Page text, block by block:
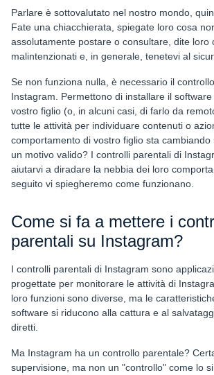
Parlare è sottovalutato nel nostro mondo,
Fate una chiacchierata, spiegate loro cosa
assolutamente postare o consultare, dite loro
malintenzionati e, in generale, tenetevi al
Se non funziona nulla, è necessario il
Instagram. Permettono di installare il
vostro figlio (o, in alcuni casi, di farlo da
tutte le attività per individuare contenuti o
comportamento di vostro figlio sta
un motivo valido? I controlli parentali di
aiutarvi a diradare la nebbia dei loro
seguito vi spiegheremo come funzionano.
Come si fa a mettere i
parentali su Instagram?
I controlli parentali di Instagram sono
progettate per monitorare le attività di
loro funzioni sono diverse, ma le
software si riducono alla cattura e al
diretti.
Ma Instagram ha un controllo parentale?
supervisione, ma non un "controllo" come lo